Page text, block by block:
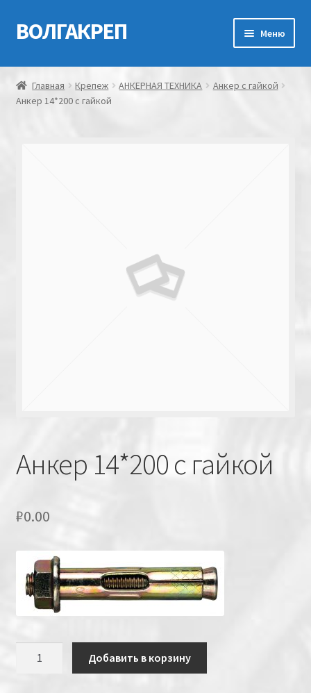
Перейти
к
Перейти
к
ВОЛГАКРЕП Меню
Главная
Контакты
Главная Крепеж АНКЕРНАЯ ТЕХНИКА
Анкер с гайкой
Анкер 14*200 с гайкой
Анкер 14*200 с гайкой
₽0.00
Добавить в корзину